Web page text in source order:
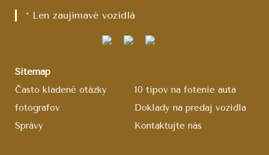
* Len zaujímavé vozidlá
Sitemap
Často kladené otázky
10 tipov na fotenie auta
fotografov
Doklady na predaj vozidla
Správy
Kontaktujte nás